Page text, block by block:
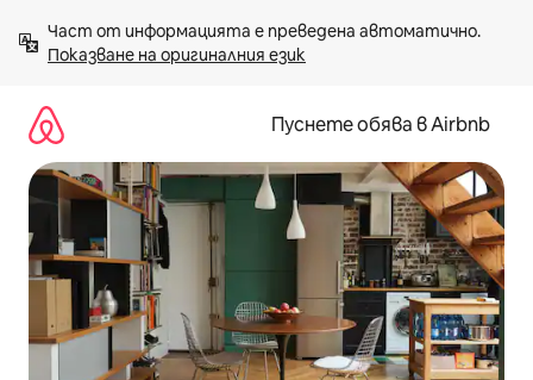
към
съдържанието
Показване на оригиналния език
Пуснете обява в Airbnb